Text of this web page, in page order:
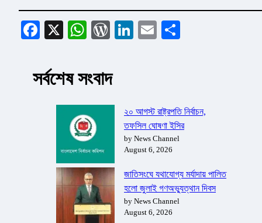
Facebook
X WhatsApp
WordPress
LinkedIn
Email
সর্বশেষ সংবাদ
২০ আগস্ট রাষ্ট্রপতি নির্বাচন,
তফসিল ঘোষণা ইসির
by News Channel
August 6, 2026
জাতিসংঘে যথাযোগ্য মর্যাদায় পালিত
হলো জুলাই গণঅভ্যুত্থান দিবস
by News Channel
August 6, 2026